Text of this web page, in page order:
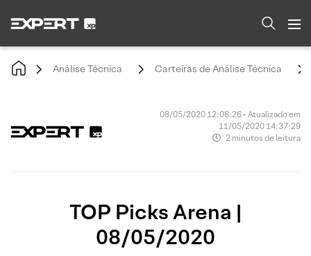
Análise Técnica Carteiras de Análise Técnica
08/05/2020 12:08:26 • Atualizado em
11/05/2020 14:37:29
2 minutos de leitura
TOP Picks Arena |
08/05/2020